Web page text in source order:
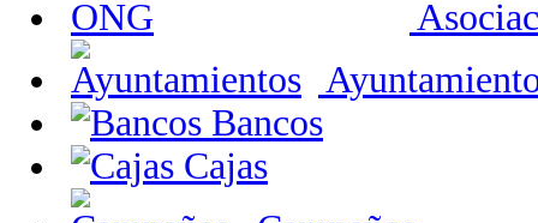
Bancos
Cajas